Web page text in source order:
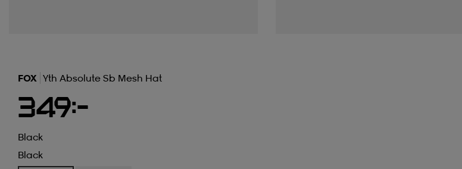
FOX Yth Absolute Sb Mesh Hat
349:-
Black
Black